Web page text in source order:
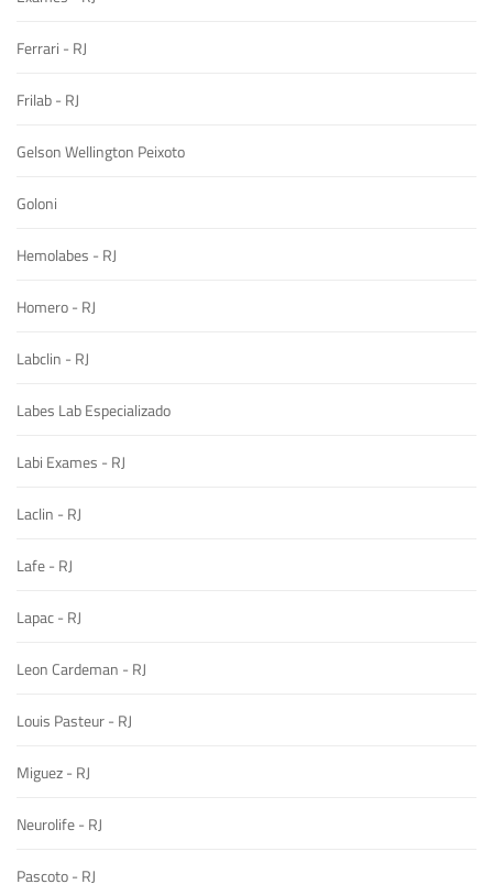
Ferrari - RJ
Frilab - RJ
Gelson Wellington Peixoto
Goloni
Hemolabes - RJ
Homero - RJ
Labclin - RJ
Labes Lab Especializado
Labi Exames - RJ
Laclin - RJ
Lafe - RJ
Lapac - RJ
Leon Cardeman - RJ
Louis Pasteur - RJ
Miguez - RJ
Neurolife - RJ
Pascoto - RJ